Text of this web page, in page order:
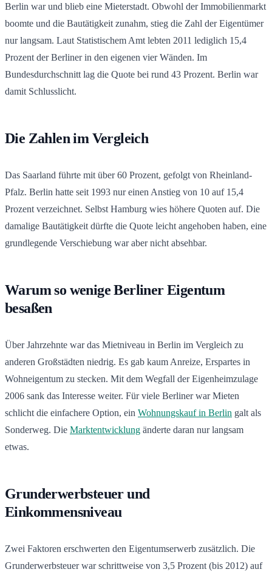
Berlin war und blieb eine Mieterstadt. Obwohl der Immobilienmarkt
boomte und die Bautätigkeit zunahm, stieg die Zahl der Eigentümer
nur langsam. Laut Statistischem Amt lebten 2011 lediglich 15,4
Prozent der Berliner in den eigenen vier Wänden. Im
Bundesdurchschnitt lag die Quote bei rund 43 Prozent. Berlin war
damit Schlusslicht.
Die Zahlen im Vergleich
Das Saarland führte mit über 60 Prozent, gefolgt von Rheinland-
Pfalz. Berlin hatte seit 1993 nur einen Anstieg von 10 auf 15,4
Prozent verzeichnet. Selbst Hamburg wies höhere Quoten auf. Die
damalige Bautätigkeit dürfte die Quote leicht angehoben haben, eine
grundlegende Verschiebung war aber nicht absehbar.
Warum so wenige Berliner Eigentum
besaßen
Über Jahrzehnte war das Mietniveau in Berlin im Vergleich zu
anderen Großstädten niedrig. Es gab kaum Anreize, Erspartes in
Wohneigentum zu stecken. Mit dem Wegfall der Eigenheimzulage
2006 sank das Interesse weiter. Für viele Berliner war Mieten
schlicht die einfachere Option, ein Wohnungskauf in Berlin galt als
Sonderweg. Die Marktentwicklung änderte daran nur langsam
etwas.
Grunderwerbsteuer und
Einkommensniveau
Zwei Faktoren erschwerten den Eigentumserwerb zusätzlich. Die
Grunderwerbsteuer war schrittweise von 3,5 Prozent (bis 2012) auf